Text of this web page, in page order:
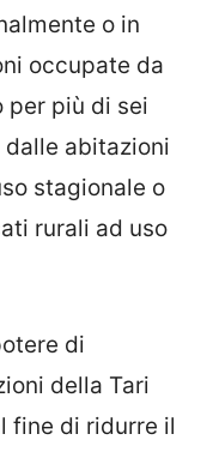
o in
occupate da
per più di sei
dalle abitazioni
stagionale o
rurali ad uso
di
della Tari
fine di ridurre il